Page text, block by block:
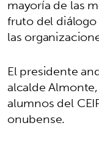
mayoría de las
fruto del
las
El presidente
alcalde
alumnos del
onubense.